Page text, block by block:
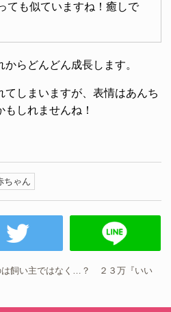
ても似ていますね！癒しで
らどんどん成長します。
しまいますが、表情はあんち
しれませんね！
ちゃん
は飼い主ではなく…？ ２３万『いい